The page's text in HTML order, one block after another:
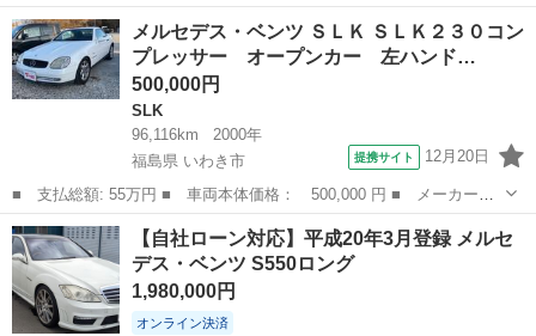
エディション1 車両本体価格：2,500,000円 メーカー名：メルセデスベ
ンツ 車種名：GLA2504マチックエディション1 ...
青森 青森市 ベンツ（メルセデス）
メルセデス・ベンツ ＳＬＫ ＳＬＫ２３０コン
プレッサー オープンカー 左ハンド…
500,000円
SLK
96,116km
2000年
福島県 いわき市
提携サイト 12月20日
■ 支払総額: 55万円 ■ 車両本体価格： 500,000 円 ■ メーカー
名： メルセデス・ベンツ ■ 車種名： ＳＬＫ ■ グレード名：
ＳＬＫ２３０コンプレッサー オープンカー 左ハンドル ドライブ
レコーダー ナビ...
福島 いわき市 SLK
【自社ローン対応】平成20年3月登録 メルセ
デス・ベンツ S550ロング
1,980,000円
オンライン決済